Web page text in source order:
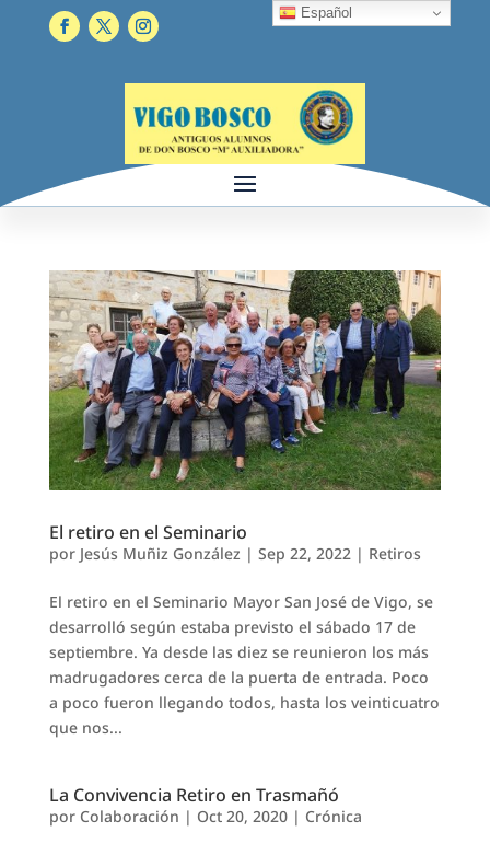
El retiro en el Seminario
por Jesús Muñiz González | Sep 22, 2022| Retiros
El retiro en el Seminario Mayor San José de Vigo, se
desarrolló según estaba previsto el sábado 17 de
septiembre. Ya desde las diez se reunieron los más
madrugadores cerca de la puerta de entrada. Poco
a poco fueron llegando todos, hasta los veinticuatro
que nos...
La Convivencia Retiro en Trasmañó
por Colaboración | Oct 20, 2020| Crónica
Español